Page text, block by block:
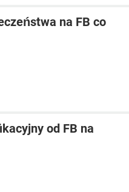
na FB co
od FB na